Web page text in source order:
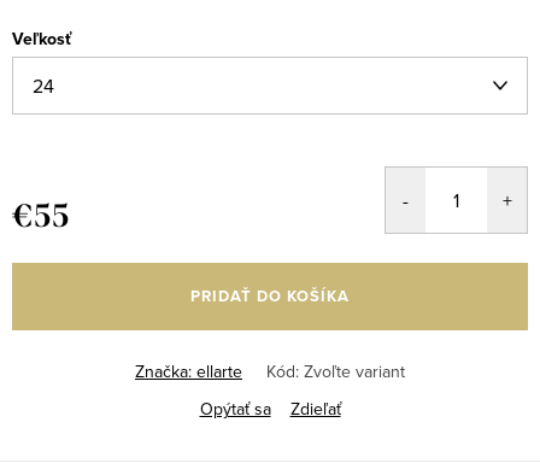
Veľkosť
€55
cena:
PRIDAŤ DO KOŠÍKA
Značka: ellarte Kód: Zvoľte variant
Opýtať sa
Zdieľať